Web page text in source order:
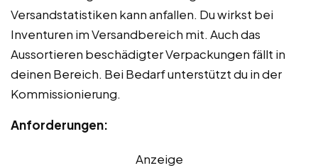
Versandstatistiken kann anfallen. Du wirkst bei
Inventuren im Versandbereich mit. Auch das
Aussortieren beschädigter Verpackungen fällt in
deinen Bereich. Bei Bedarf unterstützt du in der
Kommissionierung.
Anforderungen:
Anzeige